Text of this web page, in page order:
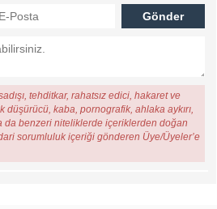
tehditkar, rahatsız edici, hakaret ve
düşürücü, kaba, pornografik, ahlaka aykırı,
da benzeri niteliklerde içeriklerden doğan
sorumluluk içeriği gönderen Üye/Üyeler’e